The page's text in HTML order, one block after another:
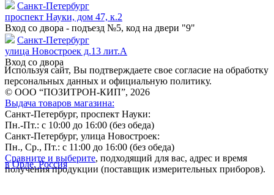
Санкт-Петербург
проспект Науки, дом 47, к.2
Вход со двора - подъезд №5, код на двери "9"
Санкт-Петербург
улица Новостроек д.13 лит.А
Вход со двора
Используя сайт, Вы подтверждаете свое согласие на обработку
персональных данных и официальную политику.
© ООО “ПОЗИТРОН-КИП”, 2026
Выдача товаров магазина:
Санкт-Петербург, проспект Науки:
Пн.-Пт.: с 10:00 до 16:00 (без обеда)
Санкт-Петербург, улица Новостроек:
Пн., Ср., Пт.: с 11:00 до 16:00 (без обеда)
Сравните и выберите, подходящий для вас, адрес и время
получения продукции (поставщик измерительных приборов).
в Орле, Россия